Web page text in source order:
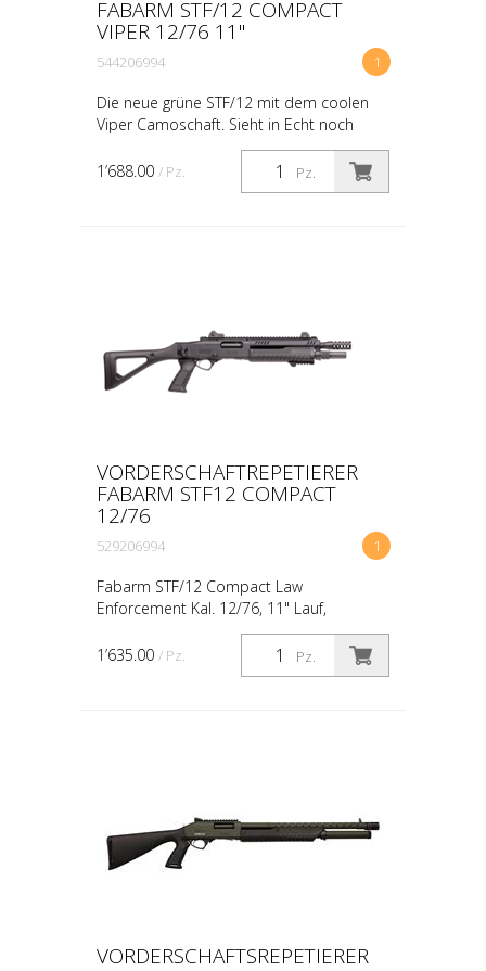
FABARM STF/12 COMPACT
VIPER 12/76 11"
1
544206994
Die neue grüne STF/12 mit dem coolen
Viper Camoschaft. Sieht in Echt noch
besser aus als auf den Fotos. Natürlich
auch in der Law Enforcement Ausführung
Pz.
1’688.00 / Pz.
VORDERSCHAFTREPETIERER
FABARM STF12 COMPACT
12/76
1
529206994
Fabarm STF/12 Compact Law
Enforcement Kal. 12/76, 11" Lauf,
Vorderschaft-Repetierer mit Klappschaft
Die Law Enforcement Variante! Bei uns
inkusive den neuen seitlichen Ra...
Pz.
1’635.00 / Pz.
VORDERSCHAFTSREPETIERER